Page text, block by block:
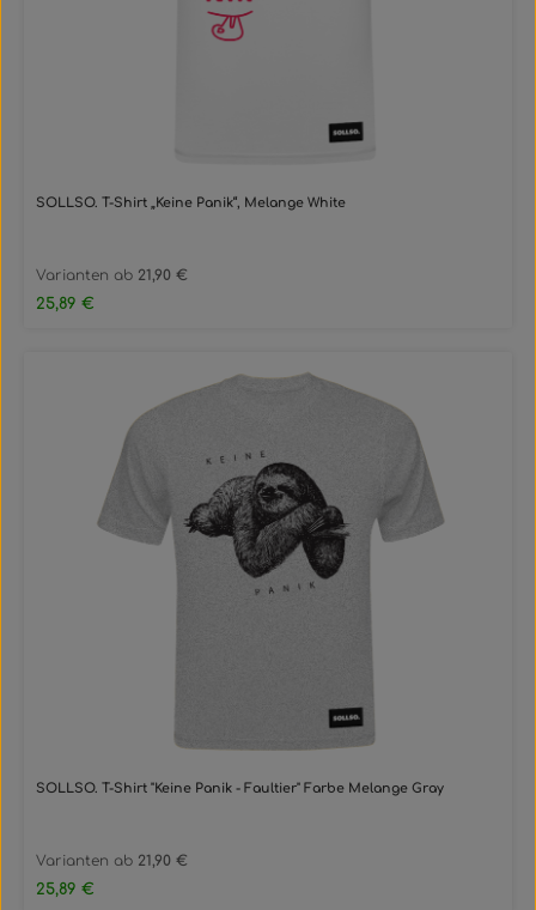
SOLLSO. T-Shirt „Keine Panik“, Melange White
Varianten ab 21,90 €
Regulärer Preis:
25,89 €
SOLLSO. T-Shirt "Keine Panik - Faultier" Farbe Melange Gray
Varianten ab 21,90 €
Regulärer Preis:
25,89 €